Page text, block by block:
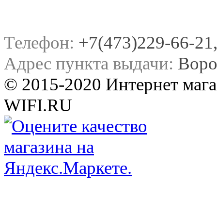
Телефон: +7(473)229-66-
Адрес пункта выдачи:
© 2015-2020 Интернет
WIFI.RU